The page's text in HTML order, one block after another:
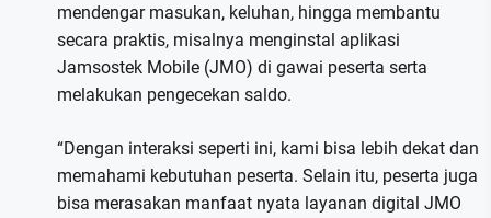
mendengar masukan, keluhan, hingga membantu
secara praktis, misalnya menginstal aplikasi
Jamsostek Mobile (JMO) di gawai peserta serta
melakukan pengecekan saldo.
“Dengan interaksi seperti ini, kami bisa lebih dekat dan
memahami kebutuhan peserta. Selain itu, peserta juga
bisa merasakan manfaat nyata layanan digital JMO